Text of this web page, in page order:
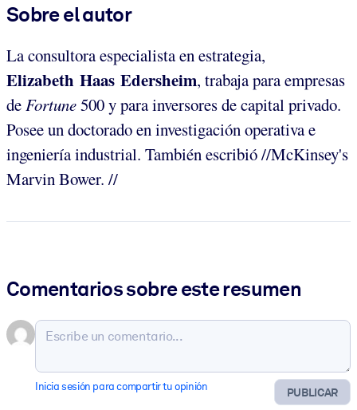
Sobre el autor
La consultora especialista en estrategia,
Elizabeth Haas Edersheim, trabaja para empresas
deFortune500 y para inversores de capital privado.
Posee un doctorado en investigación operativa e
ingeniería industrial. También escribió //McKinsey's
Marvin Bower. //
Comentarios sobre este resumen
PUBLICAR
Inicia sesión para compartir tu opinión